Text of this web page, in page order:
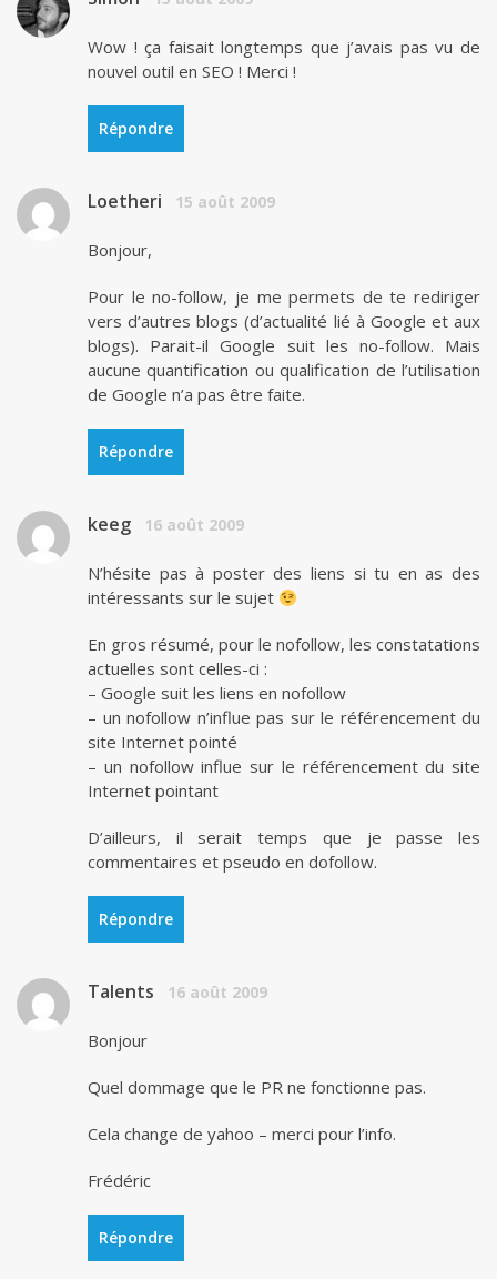
Wow ! ça faisait longtemps que j’avais pas vu de
nouvel outil en SEO ! Merci !
Répondre
Loetheri 15 août 2009
Bonjour,
Pour le no-follow, je me permets de te rediriger
vers d’autres blogs (d’actualité lié à Google et aux
blogs). Parait-il Google suit les no-follow. Mais
aucune quantification ou qualification de l’utilisation
de Google n’a pas être faite.
Répondre
keeg 16 août 2009
N’hésite pas à poster des liens si tu en as des
intéressants sur le sujet
En gros résumé, pour le nofollow, les constatations
actuelles sont celles-ci :
– Google suit les liens en nofollow
– un nofollow n’influe pas sur le référencement du
site Internet pointé
– un nofollow influe sur le référencement du site
Internet pointant
D’ailleurs, il serait temps que je passe les
commentaires et pseudo en dofollow.
Répondre
Talents 16 août 2009
Bonjour
Quel dommage que le PR ne fonctionne pas.
Cela change de yahoo – merci pour l’info.
Frédéric
Répondre